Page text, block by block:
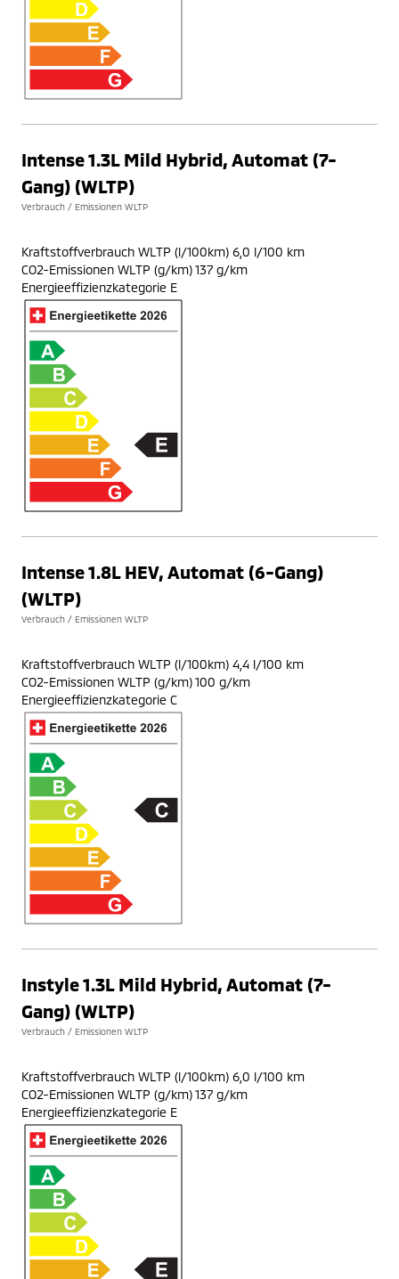
Intense 1.3L Mild Hybrid, Automat (7-
Gang) (WLTP)
Verbrauch / Emissionen WLTP
Kraftstoffverbrauch WLTP (l/100km) 6,0 l/100 km
CO2-Emissionen WLTP (g/km) 137 g/km
Energieeffizienzkategorie E
Intense 1.8L HEV, Automat (6-Gang)
(WLTP)
Verbrauch / Emissionen WLTP
Kraftstoffverbrauch WLTP (l/100km) 4,4 l/100 km
CO2-Emissionen WLTP (g/km) 100 g/km
Energieeffizienzkategorie C
Instyle 1.3L Mild Hybrid, Automat (7-
Gang) (WLTP)
Verbrauch / Emissionen WLTP
Kraftstoffverbrauch WLTP (l/100km) 6,0 l/100 km
CO2-Emissionen WLTP (g/km) 137 g/km
Energieeffizienzkategorie E